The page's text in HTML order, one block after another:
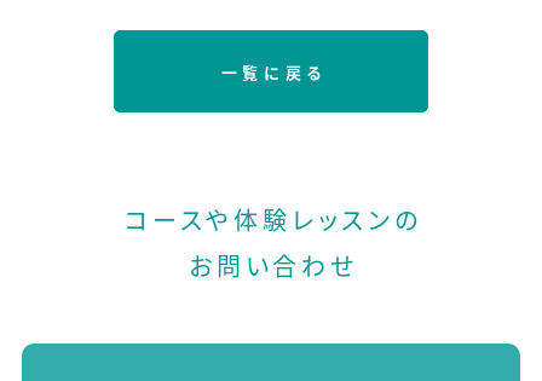
一覧に戻る
コースや体験レッスンの
お問い合わせ